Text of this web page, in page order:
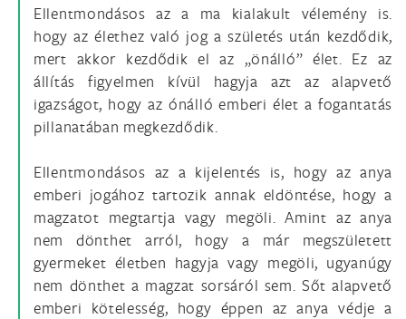
Ellentmondásos az a ma kialakult vélemény is.
hogy az élethez való jog a születés után kezdődik,
mert akkor kezdődik el az „önálló” élet. Ez az
állítás figyelmen kívül hagyja azt az alapvető
igazságot, hogy az ónálló emberi élet a fogantatás
pillanatában megkezdődik.
Ellentmondásos az a kijelentés is, hogy az anya
emberi jogához tartozik annak eldöntése, hogy a
magzatot megtartja vagy megöli. Amint az anya
nem dönthet arról, hogy a már megszületett
gyermeket életben hagyja vagy megöli, ugyanúgy
nem dönthet a magzat sorsáról sem. Sőt alapvető
emberi kötelesség, hogy éppen az anya védje a